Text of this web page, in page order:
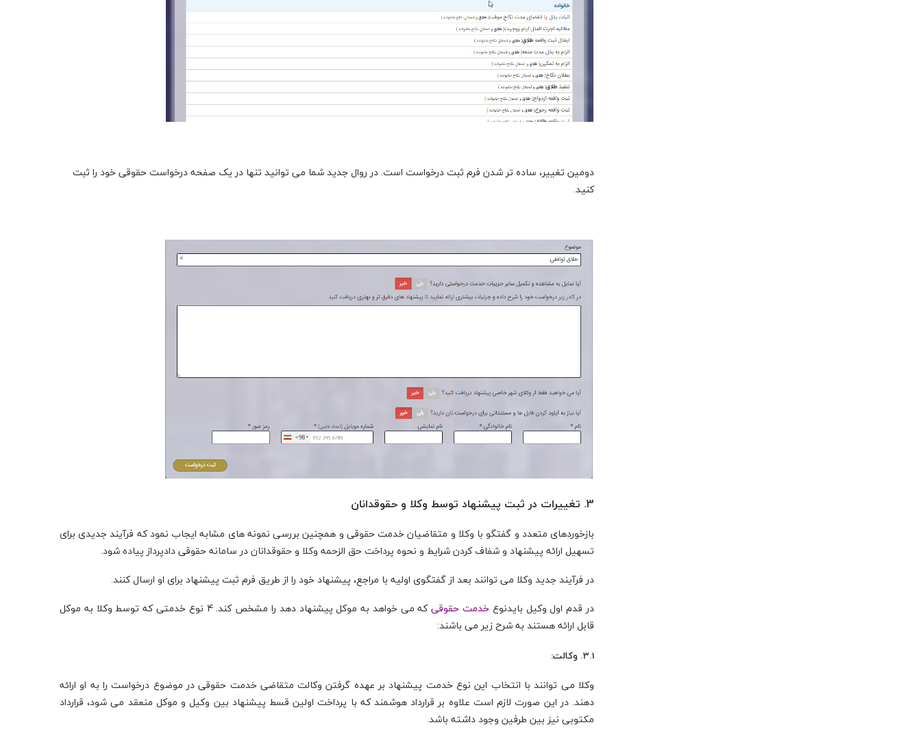
دومین تغییر، ساده تر شدن فرم ثبت درخواست است. در روال جدید شما می توانید تنها در یک صفحه درخواست حقوقی خود را ثبت
کنید.
3. تغییرات در ثبت پیشنهاد توسط وکلا و حقوقدانان
بازخوردهای متعدد و گفتگو با وکلا و متقاضیان خدمت حقوقی و همچنین بررسی نمونه های مشابه ایجاب نمود که فرآیند جدیدی برای
تسهیل ارائه پیشنهاد و شفاف کردن شرایط و نحوه پرداخت حق الزحمه وکلا و حقوقدانان در سامانه حقوقی دادپرداز پیاده شود.
در فرآیند جدید وکلا می توانند بعد از گفتگوی اولیه با مراجع، پیشنهاد خود را از طریق فرم ثبت پیشنهاد برای او ارسال کنند.
در قدم اول وکیل بایدنوع خدمت حقوقی
که می خواهد به موکل پیشنهاد دهد را مشخص کند. 4 نوع خدمتی که توسط وکلا به موکل
قابل ارائه هستند به شرح زیر می باشند:
3.1. وکالت:
وکلا می توانند با انتخاب این نوع خدمت پیشنهاد بر عهده گرفتن وکالت متقاضی خدمت حقوقی در موضوع درخواست را به او ارائه
دهند. در این صورت لازم است علاوه بر قرارداد هوشمند که با پرداخت اولین قسط پیشنهاد بین وکیل و موکل منعقد می شود، قرارداد
مکتوبی نیز بین طرفین وجود داشته باشد.